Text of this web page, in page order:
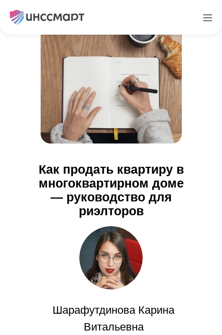
Как продать квартиру в
многоквартирном доме
— руководство для
риэлторов
Шарафутдинова Карина
Витальевна